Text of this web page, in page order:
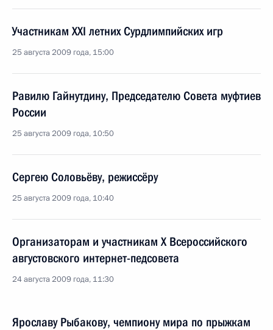
Участникам XXI летних Сурдлимпийских игр
25 августа 2009 года, 15:00
Равилю Гайнутдину, Председателю Совета муфтиев
России
25 августа 2009 года, 10:50
Сергею Соловьёву, режиссёру
25 августа 2009 года, 10:40
Организаторам и участникам X Всероссийского
августовского интернет-педсовета
24 августа 2009 года, 11:30
Ярославу Рыбакову, чемпиону мира по прыжкам